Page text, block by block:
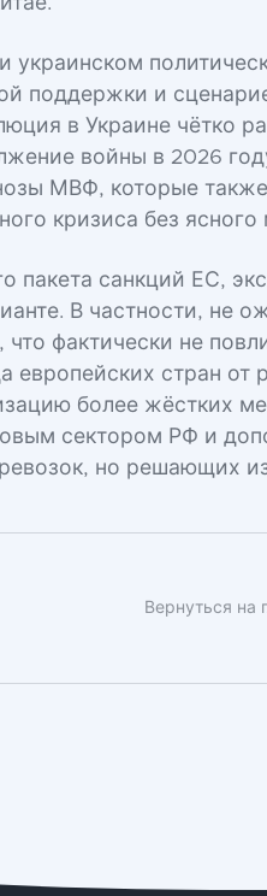
украинском
поддержки и
в Украине чётко
войны в 2026
МВФ, которые
кризиса без
пакета санкций ЕС,
В частности, не
что фактически не
европейских стран от
более жёстких
сектором РФ и
но решающих
Вернуться на